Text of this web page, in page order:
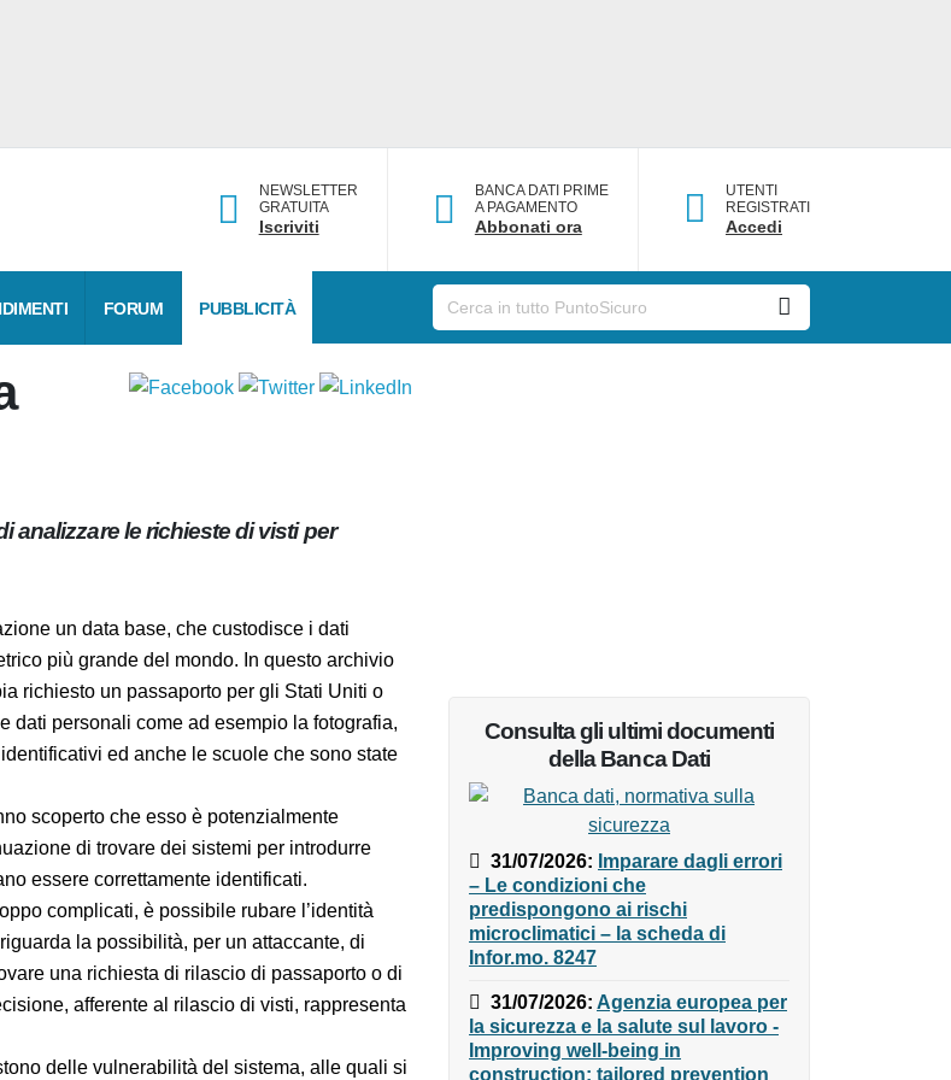
NEWSLETTER
GRATUITA
Iscriviti
BANCA DATI PRIME
A PAGAMENTO
Abbonati ora
UTENTI
REGISTRATI
Accedi
FORUM PUBBLICITÀ
analizzare le richieste di visti per
un data base, che custodisce i
biometrico più grande del mondo. In
a chiunque abbia richiesto un
scheda del richiedente contiene dati
il numero di sicurezza sociale, altri numeri
soggetti in questione.
scoperto che esso è potenzialmente
di trovare dei sistemi per
essi possano essere correttamente
troppo complicati, è possibile rubare
più critici riguarda la possibilità, per un
se uno può approvare una richiesta di
ha dichiarato che ogni decisione,
sulla sicurezza nazionale.
Consulta gli ultimi documenti
della Banca Dati
31/07/2026 :Imparare dagli
errori – Le condizioni che
predispongono ai rischi
microclimatici – la scheda di
Infor.mo. 8247
31/07/2026:Agenzia europea
per la sicurezza e la salute sul
lavoro - Improving well-being in